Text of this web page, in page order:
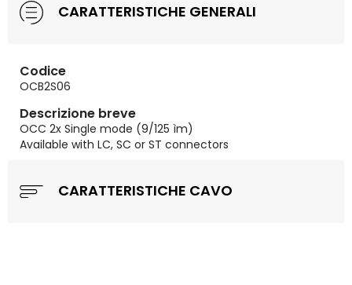
CARATTERISTICHE GENERALI
Codice
OCB2S06
Descrizione breve
OCC 2x Single mode (9/125 ìm)
Available with LC, SC or ST connectors
CARATTERISTICHE CAVO